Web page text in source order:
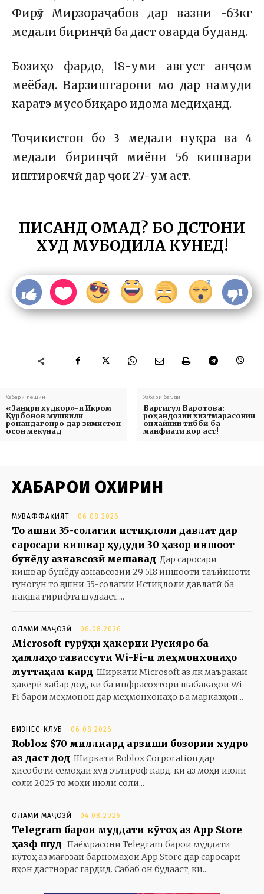
Фирӯз Мирзораҷабов дар вазни -63кг
медали биринҷӣ ба даст оварда буданд.
Бозиҳо фардо, 18-уми август анҷом
меёбад. Варзишгарони мо дар намуди
каратэ мусобиқаро идома медиҳанд.
Тоҷикистон бо 3 медали нуқра ва 4
медали биринҷӣ миёни 56 кишвари
иштирокчӣ дар ҷои 27-ум аст.
ПИСАНД ОМАД? БО ДӮСТОНИ
ХУД МУБОДИЛА КУНЕД!
Хабари пешин
«Занҷири худкор»-и Икром
Қурбонов мушкили
ронандагонро дар зимистон
осон мекунад
Хабари баъди
Баргигул Баротова:
роҳандозии хизтмарасонии
онлайнии тиббӣ ба
манфиати кор аст!
ХАБАРҲОИ ОХИРИН
МУВАФФАҚИЯТ 06.08.2026
То ҷашни 35-солагии истиқлоли давлат дар
саросари кишвар ҳудуди 30 ҳазор иншоот
бунёду азнавсозӣ мешавад Дар саросари
кишвар бунёду азнавсозии 29 518 иншооти таъйиноти
гуногун то ҷашни 35-солагии Истиқлоли давлатӣ ба
нақша гирифта шудааст....
ОЛАМИ МАҶОЗӢ 06.08.2026
Microsoft гурӯҳи ҳакерии Русияро ба
ҳамлаҳо тавассути Wi-Fi-и меҳмонхонаҳо
муттаҳам кард Ширкати Microsoft аз як маъракаи
ҳакерӣ хабар дод, ки ба инфрасохтори шабакаҳои Wi-
Fi барои меҳмонон дар меҳмонхонаҳо ва марказҳои...
БИЗНЕС-КЛУБ 06.08.2026
Roblox $70 миллиард арзиши бозории худро
аз даст дод Ширкати Roblox Corporation дар
ҳисоботи семоҳаи худ эътироф кард, ки аз моҳи июли
соли 2025 то моҳи июли соли...
ОЛАМИ МАҶОЗӢ 04.08.2026
Telegram барои муддати кӯтоҳ аз App Store
ҳазф шуд Паёмрасони Telegram барои муддати
кӯтоҳ аз мағозаи барномаҳои App Store дар саросари
ҷаҳон дастнорас гардид. Сабаб он будааст, ки...